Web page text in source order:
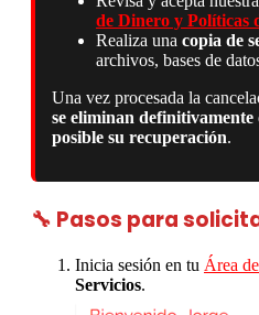
de Dinero y Políticas
Realiza una copia de
archivos, bases de
Una vez procesada la
se eliminan definitivamente
posible su recuperación.
🔧 Pasos para
Inicia sesión en tu Área
Servicios.